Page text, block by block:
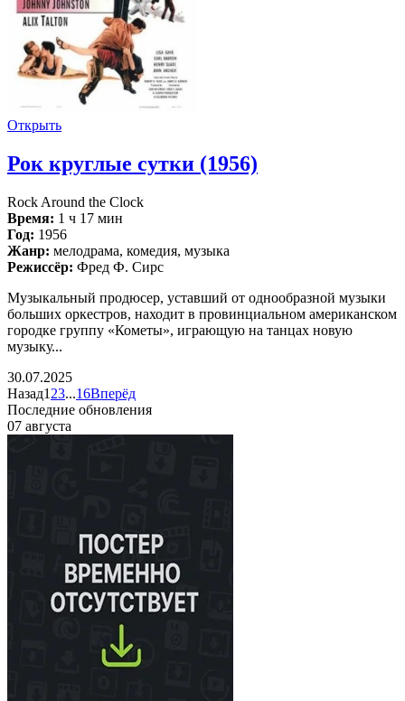
Открыть
Рок круглые сутки (1956)
Rock Around the Clock
Время: 1 ч 17 мин
Год: 1956
Жанр: мелодрама, комедия, музыка
Режиссёр: Фред Ф. Сирс
Музыкальный продюсер, уставший от однообразной музыки
больших оркестров, находит в провинциальном американском
городке группу «Кометы», играющую на танцах новую
музыку...
30.07.2025
Назад1 23...16Вперёд
Последние обновления
07 августа